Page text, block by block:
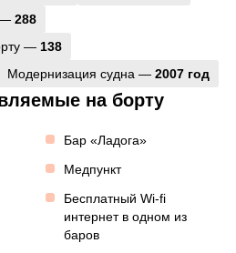
— 288
— 138
Модернизация судна — 2007 год
на борту
Бар «Ладога»
Медпункт
Бесплатный Wi-fi
интернет в одном из
баров